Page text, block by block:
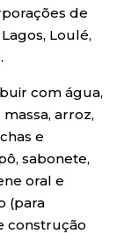
de
Loulé,
com água,
arroz,
e
sabonete,
oral e
(para
construção